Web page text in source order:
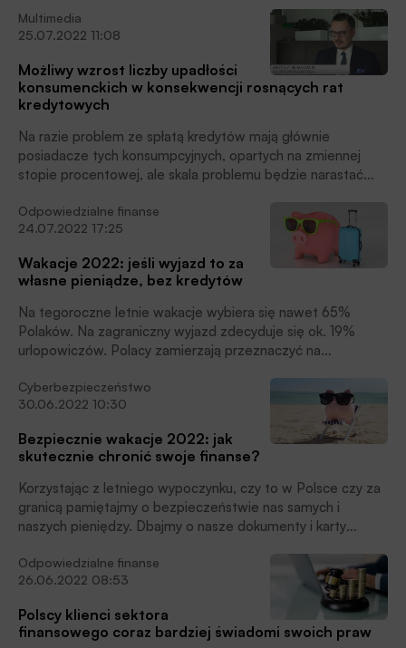
lub popaść w długi. Dlatego Biuro Informacji Kredytowej
apeluje o zachowanie czujności i doradza jak nie dać się
Multimedia
25.07.2022 11:08
Możliwy wzrost liczby upadłości
konsumenckich w konsekwencji rosnących rat
kredytowych
Na razie problem ze spłatą kredytów mają głównie
posiadacze tych konsumpcyjnych, opartych na zmiennej
stopie procentowej, ale skala problemu będzie narastać
wysokim poziomie stóp procentowych przez kilkanaście
miesięcy, mówi agencji informacyjnej Newseria Biznes
restrukturyzacyjny z Kancelarii Zimmerman Sierakowski i
Partnerzy.
Odpowiedzialne finanse
24.07.2022 17:25
Wakacje 2022: jeśli wyjazd to za
własne pieniądze, bez kredytów
Na tegoroczne letnie wakacje wybiera się nawet 65%
Polaków. Na zagraniczny wyjazd zdecyduje się ok. 19%
urlopowiczów. Polacy zamierzają przeznaczyć na
w 2021 roku, czyli ok. 1358 zł. Według raportu Związku
Przedsiębiorstw Finansowych, 64% gospodarstw
domowych w Polsce zauważyło pogorszenie jakości
swojego życia w porównaniu do analogicznego okresu z
2021 r., a wśród najważniejszych czynników wpływających
na tę sytuację wyszczególniają wzrost inflacji i wojnę w
Ukrainie. Mimo to 17% Polaków nie wyklucza wzięcia
kredytu lub pożyczki na wakacyjny wyjazd.
Cyberbezpieczeństwo
30.06.2022 10:30
Bezpiecznie wakacje 2022: jak
skutecznie chronić swoje finanse?
Korzystając z letniego wypoczynku, czy to w Polsce czy za
granicą pamiętajmy o bezpieczeństwie nas samych i
naszych pieniędzy. Dbajmy o nasze dokumenty i karty
tożsamość i finanse.
Odpowiedzialne finanse
26.06.2022 08:53
Polscy klienci sektora
finansowego coraz bardziej świadomi swoich praw